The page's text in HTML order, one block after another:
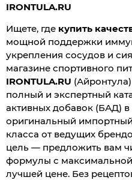
IRONTULA.RU
Ищете, где купить
мощной поддержки
укрепления сосудов и
магазине спортивного
IRONTULA.RU
полный и экспертный
активных добавок (БАД)
оригинальный
класса от ведущих
цель — предложить вам
формулы с
лучшей цене. Без